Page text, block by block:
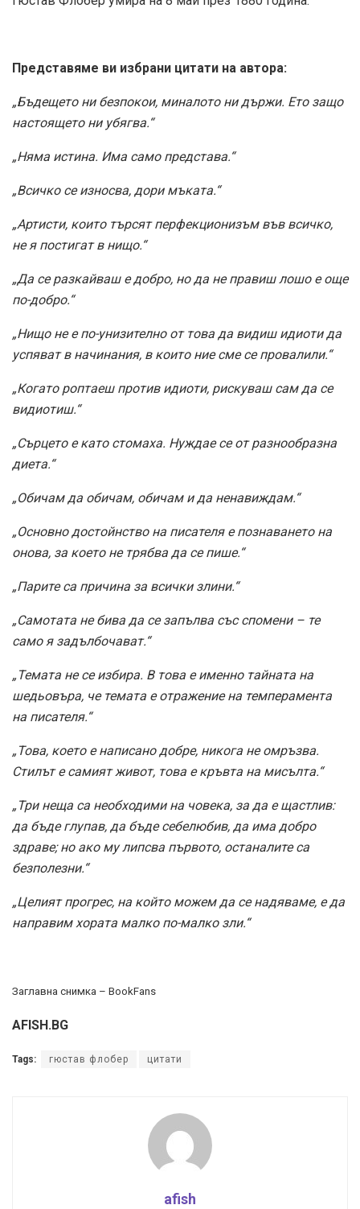
Представяме ви избрани цитати на автора:
„Бъдещето ни безпокои, миналото ни държи. Ето защо
настоящето ни убягва.“
„Няма истина. Има само представа.“
„Всичко се износва, дори мъката.“
„Артисти, които търсят перфекционизъм във всичко,
не я постигат в нищо.“
„Да се разкайваш е добро, но да не правиш лошо е още
по-добро.“
„Нищо не е по-унизително от това да видиш идиоти да
успяват в начинания, в които ние сме се провалили.“
„Когато роптаеш против идиоти, рискуваш сам да се
видиотиш.“
„Сърцето е като стомаха. Нуждае се от разнообразна
диета.“
„Обичам да обичам, обичам и да ненавиждам.“
„Основно достойнство на писателя е познаването на
онова, за което не трябва да се пише.“
„Парите са причина за всички злини.“
„Самотата не бива да се запълва със спомени – те
само я задълбочават.“
„Темата не се избира. В това е именно тайната на
шедьовъра, че темата е отражение на темперамента
на писателя.“
„Това, което е написано добре, никога не омръзва.
Стилът е самият живот, това е кръвта на мисълта.“
„Три неща са необходими на човека, за да е щастлив:
да бъде глупав, да бъде себелюбив, да има добро
здраве; но ако му липсва първото, останалите са
безполезни.“
„Целият прогрес, на който можем да се надяваме, е да
направим хората малко по-малко зли.“
Заглавна снимка – BookFans
AFISH.BG
Tags: гюстав флобер цитати
afish